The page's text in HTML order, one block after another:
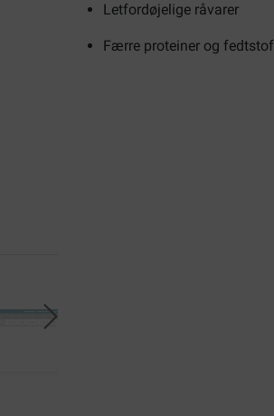
Letfordøjelige råvarer
Færre proteiner og